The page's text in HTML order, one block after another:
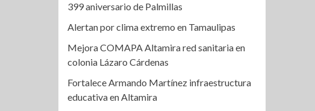
399 aniversario de Palmillas
Alertan por clima extremo en Tamaulipas
Mejora COMAPA Altamira red sanitaria en
colonia Lázaro Cárdenas
Fortalece Armando Martínez infraestructura
educativa en Altamira